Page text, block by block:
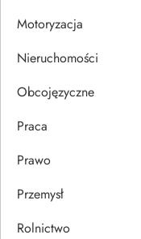
u
Motoryzacja
Nieruchomości
Obcojęzyczne
Praca
Prawo
Przemysł
Rolnictwo